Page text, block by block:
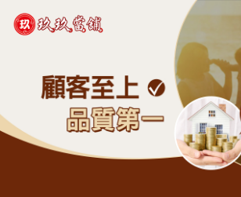
content